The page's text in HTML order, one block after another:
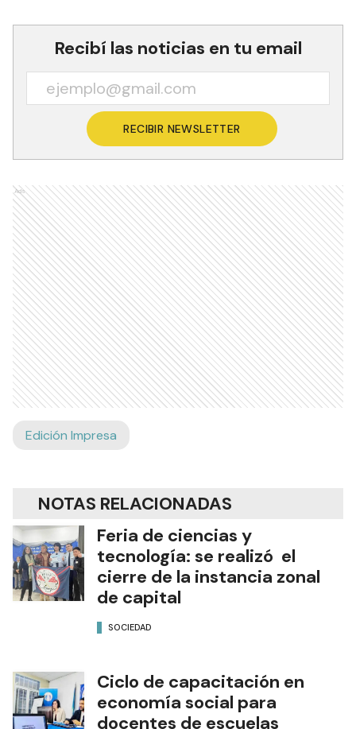
Recibí las noticias en tu email
RECIBIR NEWSLETTER
Ads
Edición Impresa
NOTAS RELACIONADAS
Feria de ciencias y
tecnología: se realizó el
cierre de la instancia zonal
de capital
SOCIEDAD
Ciclo de capacitación en
economía social para
docentes de escuelas